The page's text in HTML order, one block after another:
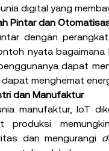
digital yang
Pintar dan
dengan
nyata bagaimana
dapat
menghemat
dan Manufaktur
manufaktur, IoT
produksi
dan mengurangi